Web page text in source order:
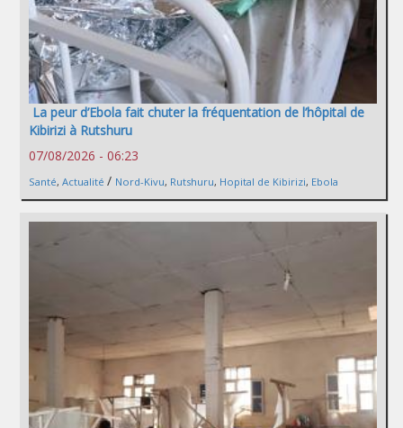
La peur d’Ebola fait chuter la fréquentation de l’hôpital de
Kibirizi à Rutshuru
07/08/2026 - 06:23
Santé, Actualité / Nord-Kivu, Rutshuru, Hopital de Kibirizi, Ebola